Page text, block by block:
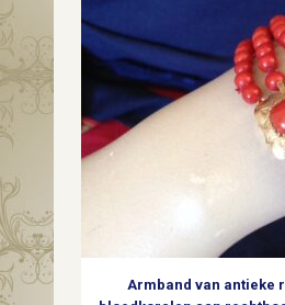
Armband van antieke